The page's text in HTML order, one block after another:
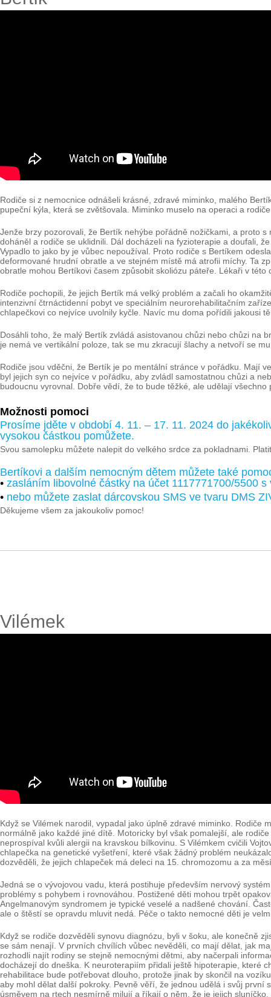
Rodiče si z nemocnice odnášeli krásné, zdravé miminko, malého
pupeční kýla, která se zvětšovala. Miminko muselo na operaci a
Jenže brzy pozorovali, že Bertík nehýbe pořádně nožičkami, a proto
doháněl a rodiče se uklidnili. Dál docházeli na fyzioterapie a doufali,
Vypadlo to jako by je vůbec nepoužíval. Proto rodiče s Bertíkem
deformované hrudní obratle a ve stejném místě má atrofii míchy. Ta
obratle mohou Bertíkovi časem způsobit skoliózu páteře. Lékaři v
Rodiče pochopili, že jejich Bertík má velký problém a začali ho
intenzivní čtrnáctidenní pobyt ve speciálním neurorehabilitačním
chlapečkovi co nejvíce uvolnily kyčle. Navíc mu doma pořídili jakousi
Dosáhli toho, že malý Bertík zvládá asistovanou chůzi nebo chůzi na
je nemá ve vertikální poloze, tak se mu zkracují šlachy a netvoří se
Rodiče jsou vděčni, že Bertík je po mentální stránce v pořádku. Mají
byl jejich syn co nejvíce v pořádku, aby zvládl samostatnou chůzi a
budoucnu vyrovnal. Dobře vědí, že to bude těžké, ale udělají
Možnosti pomoci
Prosíme jděte v období 4. 11. – 17. 11. 2024 do
vysokou částkou pomůžete.
Svou samolepku můžete nalepit do velkého srdce za pokladnami.
Bertíkovi a dalším nemocným dětem můžete také
• zasláním libovolné částky na účet 1117771700/5500
• nebo můžete zaslat dárcovskou SMS ve tvaru DMS
Děkujeme všem za jakoukoliv pomoc!
Vilémek
Když se Vilémek narodil, vypadal jako úplně zdravé miminko.
normálně jako každé jiné dítě. Motoricky byl však pomalejší, ale
neprospíval kvůli alergii na kravskou bílkovinu. S Vilémkem cvičili
chlapečka na genetické vyšetření, které však žádný problém
dozvěděli, že jejich chlapeček má deleci na 15. chromozomu a za
Jedná se o vývojovou vadu, která postihuje především nervový
problémy s pohybem i rovnováhou. Postižené děti mohou trpět
Angelmanovým syndromem je typické veselé a nadšené chování.
ale o štěstí se opravdu mluvit nedá. Péče o takto nemocné děti je
Když se rodiče dozvěděli synovu diagnózu, byli v šoku, ale konečně
se sám nenají. V prvních chvílích vůbec nevěděli, co mají dělat, jak
rozhodli najít rodiny se stejně nemocnými dětmi, aby načerpali
docházejí do dneška. K neuroterapiím přidali ještě hipoterapie, které
rehabilitace bude potřebovat dlouho, protože jinak by skončil na
aby mohl dělat další pokroky. Pevně věří, že jednou udělá i svůj
úsměvem na rtech nesmírně milují a říkají o něm, že je jejich sluníčko.